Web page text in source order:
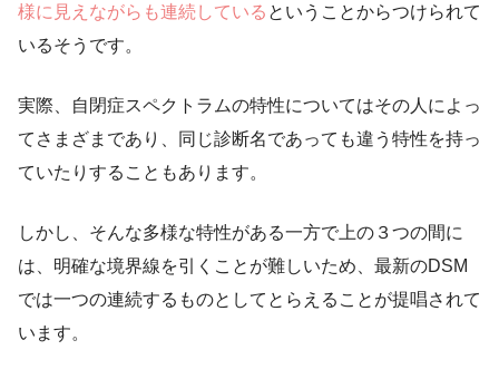
様に見えながらも連続している ということからつけられて
いるそうです。
実際、自閉症スペクトラムの特性についてはその人によっ
てさまざまであり、同じ診断名であっても違う特性を持っ
ていたりすることもあります。
しかし、そんな多様な特性がある一方で上の３つの間に
は、 明確な境界線を引くことが難しいため、最新のDSM
では一つの連続するものとしてとらえることが提唱されて
います。